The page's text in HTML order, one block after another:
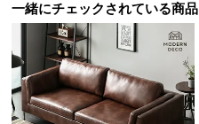
知
せ
一緒にチェックされている商品